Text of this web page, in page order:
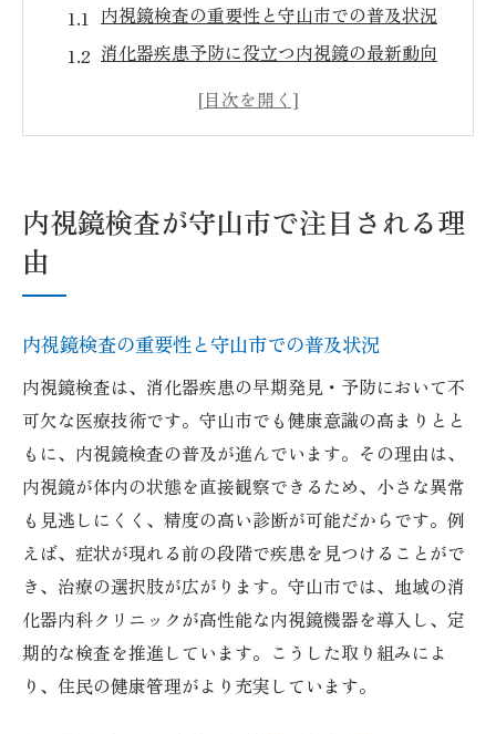
内視鏡検査の重要性と守山市での普及状況
消化器疾患予防に役立つ内視鏡の最新動向
守山市で安心して受けられる内視鏡の基準
内視鏡検査が地域の健康管理に果たす役割
硬性内視鏡の特徴と守山市での活用法
内視鏡技術の進化と検査精度向上のポイン
ト
消化器内科で活用される硬性内視鏡の実例
硬性内視鏡が守山市の医療現場で活躍する
理由
安心して受けられる硬性内視鏡検査の工夫
守山市で受ける内視鏡の安心ポイントとは
内視鏡検査前の不安を解消するための準備
守山市の内視鏡検査で重視する安全対策
苦痛軽減の工夫がされた内視鏡検査の特徴
内視鏡検査が守山市で注目される理
由
内視鏡検査の重要性と守山市での普及状況
内視鏡検査は、消化器疾患の早期発見・予防において不
可欠な医療技術です。守山市でも健康意識の高まりとと
もに、内視鏡検査の普及が進んでいます。その理由は、
内視鏡が体内の状態を直接観察できるため、小さな異常
も見逃しにくく、精度の高い診断が可能だからです。例
えば、症状が現れる前の段階で疾患を見つけることがで
き、治療の選択肢が広がります。守山市では、地域の消
化器内科クリニックが高性能な内視鏡機器を導入し、定
期的な検査を推進しています。こうした取り組みによ
り、住民の健康管理がより充実しています。